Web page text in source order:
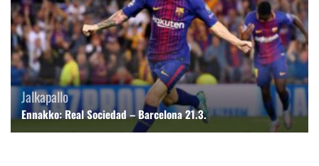
Jalkapallo
Ennakko: Real Sociedad – Barcelona 21.3.